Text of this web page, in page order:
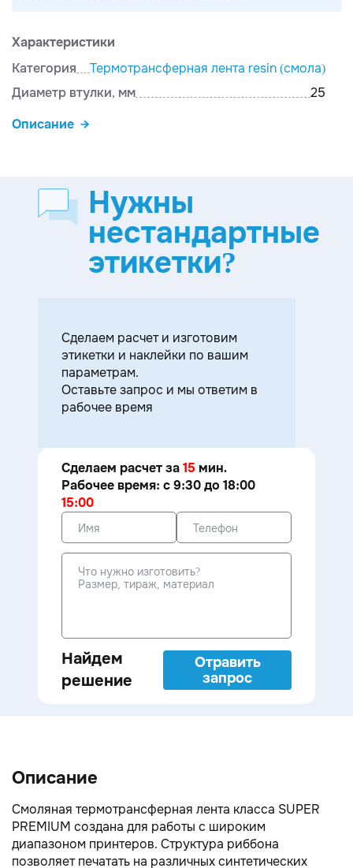
Характеристики
Категория
Термотрансферная лента resin (смола)
Диаметр втулки, мм
25
Описание
Нужны
нестандартные
этикетки?
Cделаем расчет и изготовим
этикетки и наклейки по вашим
параметрам.
Оставьте запрос и мы ответим в
рабочее время
Сделаем расчет за15 мин.
Рабочее время: с 9:30 до 18:00
15:00
Найдем
решение
Отравить
запрос
Описание
Смоляная термотрансферная лента класса SUPER
PREMIUM создана для работы с широким
диапазоном принтеров. Структура риббона
позволяет печатать на различных синтетических